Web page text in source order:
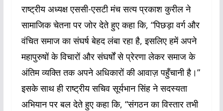
राष्ट्रीय अध्यक्ष एससी-एसटी मंच सत्य प्रकाश कुरील ने
सामाजिक चेतना पर जोर देते हुए कहा कि, “पिछड़ा वर्ग और
वंचित समाज का संघर्ष बेहद लंबा रहा है, इसलिए हमें अपने
महापुरुषों के विचारों और संघर्षों से प्रेरणा लेकर समाज के
अंतिम व्यक्ति तक अपने अधिकारों की आवाज़ पहुँचानी है।”
इसके साथ ही राष्ट्रीय सचिव सूर्यभान सिंह ने सदस्यता
अभियान पर बल देते हुए कहा कि, “संगठन का विस्तार तभी